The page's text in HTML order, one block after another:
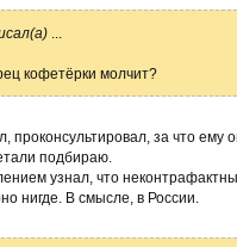
кофетёрки молчит?
проконсультировал, за что ему
подбираю.
узнал, что
нигде. В смысле, в России.